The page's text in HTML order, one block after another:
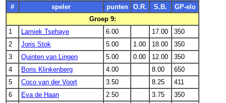
#
speler punten O.R. S.B.
GP-elo
Groep 9:
1
Lamiek Tsehaye 6.00 17.00
350
2
Joris Stok 5.00 1.00 18.00
350
3
Quinten van Lingen 5.00 0.00 12.00
350
4
Boris Klinkenberg 4.00 8.00
650
5
Coco van der Voort 3.50 8.25
411
6
Eva de Haan 2.50 3.75
350